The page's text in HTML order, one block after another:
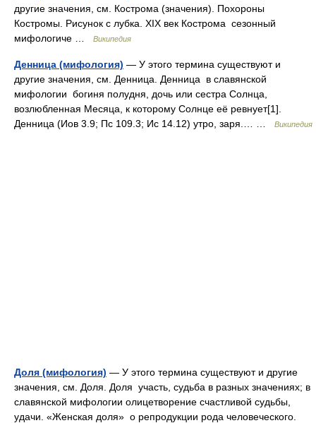
другие значения, см. Кострома (значения). Похороны
Костромы. Рисунок с лубка. XIX век Кострома сезонный
мифологиче …
Википедия
Денница (мифология) — У этого термина существуют и
другие значения, см. Денница. Денница в славянской
мифологии богиня полудня, дочь или сестра Солнца,
возлюбленная Месяца, к которому Солнце её ревнует[1].
Денница (Иов 3.9; Пс 109.3; Ис 14.12) утро, заря.… …
Википедия
Доля (мифология) — У этого термина существуют и другие
значения, см. Доля. Доля участь, судьба в разных значениях; в
славянской мифологии олицетворение счастливой судьбы,
удачи. «Женская доля» о репродукции рода человеческого.